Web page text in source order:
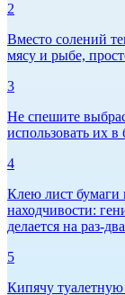
2
Вместо солений
мясу и рыбе,
3
Не спешите
использовать их в
4
Клею лист бумаги
находчивости:
делается на раз-два
5
Кипячу туалетную